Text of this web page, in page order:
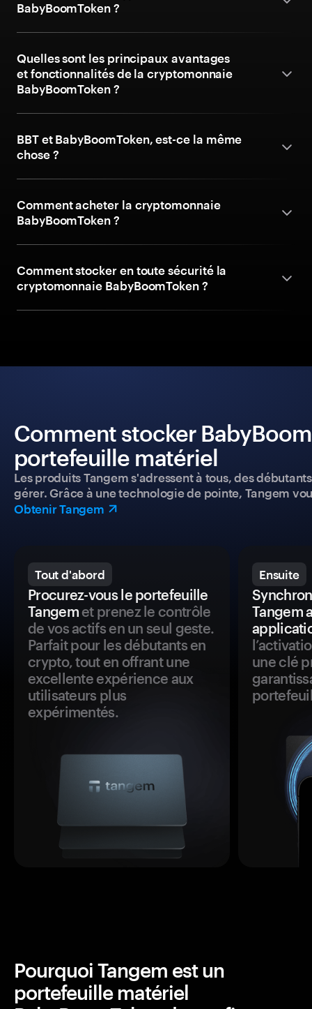
BabyBoomToken ?
Quelles sont les principaux avantages
et fonctionnalités de la cryptomonnaie
BabyBoomToken ?
BBT et BabyBoomToken, est-ce la même
chose ?
Comment acheter la cryptomonnaie
BabyBoomToken ?
Comment stocker en toute sécurité la
cryptomonnaie BabyBoomToken ?
Comment stocker
portefeuille matériel
Les produits Tangem s'adressent à tous, des
gérer. Grâce à une technologie de pointe, Tangem
Obtenir Tangem
Tout d'abord
Procurez-vous le portefeuille
Tangemet prenez le contrôle
de vos actifs en un seul geste.
Parfait pour les débutants en
crypto, tout en offrant une
excellente expérience aux
utilisateurs plus
expérimentés.
Ensuite
Tangem
une clé
Pourquoi Tangem est un
portefeuille matériel